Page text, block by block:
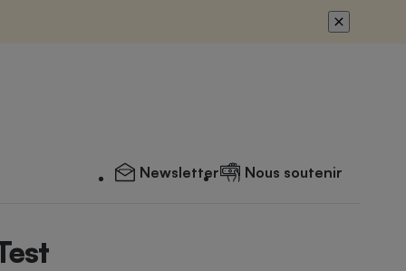
Newsletter Nous soutenir